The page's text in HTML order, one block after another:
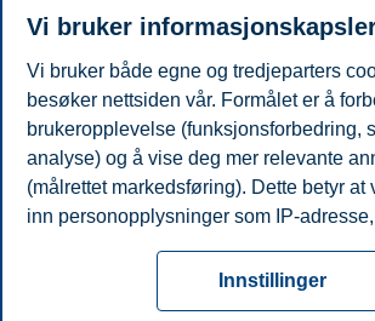
E-post kathrine.johannesen@bi.no
Akademisk grad
År
Akademisk institusjon
Grad
Arbeidserfaring
År
Arbeidsgiver
1997 - Present BI Norwegian Business School
Personvern
Cookies
Vi bruker
Vi bruker både egne og tredjeparters
besøker nettsiden vår. Formålet er å
brukeropplevelse (funksjonsforbedring,
analyse) og å vise deg mer relevante
(målrettet markedsføring). Dette betyr at
inn personopplysninger som IP-adresse,
cookies som er nødvendige for at
fungere, kan du enten godta alle eller
Innstillinger